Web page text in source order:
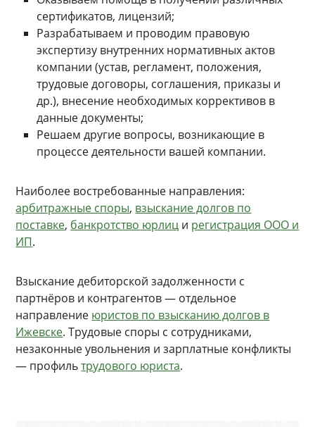
сертификатов, лицензий;
Разрабатываем и проводим правовую
экспертизу внутренних нормативных актов
компании (устав, регламент, положения,
трудовые договоры, соглашения, приказы и
др.), внесение необходимых коррективов в
данные документы;
Решаем другие вопросы, возникающие в
процессе деятельности вашей компании.
Наиболее востребованные направления:
арбитражные споры, взыскание долгов по
поставке, банкротство юрлиц и регистрация ООО и
ИП.
Взыскание дебиторской задолженности с
партнёров и контрагентов — отдельное
направление юристов по взысканию долгов в
Ижевске. Трудовые споры с сотрудниками,
незаконные увольнения и зарплатные конфликты
— профильтрудового юриста.